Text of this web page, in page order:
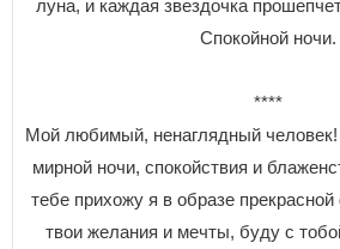
луна, и каждая звездочка
Спокойной ночи.
****
Мой любимый, ненаглядный
мирной ночи, спокойствия и
тебе прихожу я в образе
твои желания и мечты, буду с